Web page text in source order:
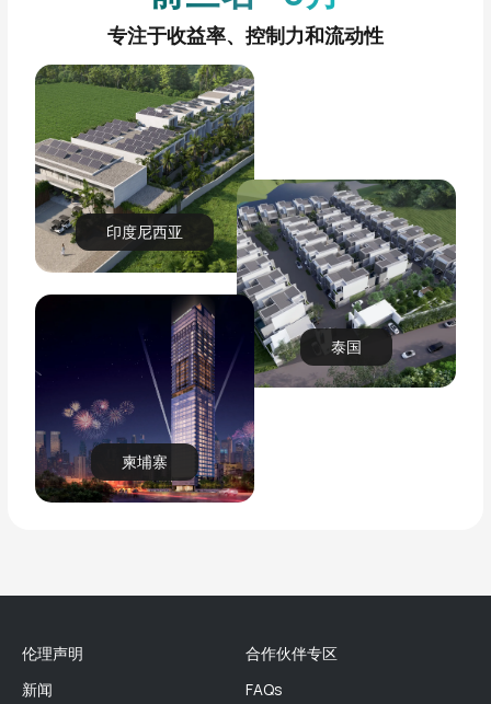
专注于收益率、控制力和流动性
印度尼西亚
泰国
柬埔寨
伦理声明
新闻
合作伙伴专区
FAQs